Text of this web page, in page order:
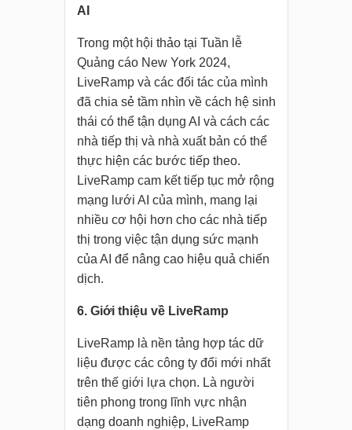
AI
Trong một hội thảo tại Tuần lễ
Quảng cáo New York 2024,
LiveRamp và các đối tác của mình
đã chia sẻ tầm nhìn về cách hệ sinh
thái có thể tận dụng AI và cách các
nhà tiếp thị và nhà xuất bản có thể
thực hiện các bước tiếp theo.
LiveRamp cam kết tiếp tục mở rộng
mạng lưới AI của mình, mang lại
nhiều cơ hội hơn cho các nhà tiếp
thị trong việc tận dụng sức mạnh
của AI để nâng cao hiệu quả chiến
dịch.
6. Giới thiệu về LiveRamp
LiveRamp là nền tảng hợp tác dữ
liệu được các công ty đổi mới nhất
trên thế giới lựa chọn. Là người
tiên phong trong lĩnh vực nhận
dạng doanh nghiệp, LiveRamp